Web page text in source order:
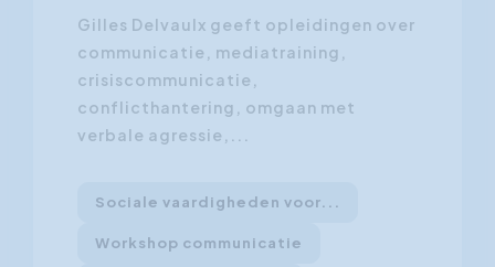
Gilles Delvaulx geeft opleidingen over
communicatie, mediatraining,
crisiscommunicatie,
conflicthantering, omgaan met
verbale agressie,...
Sociale vaardigheden voor...
Workshop communicatie